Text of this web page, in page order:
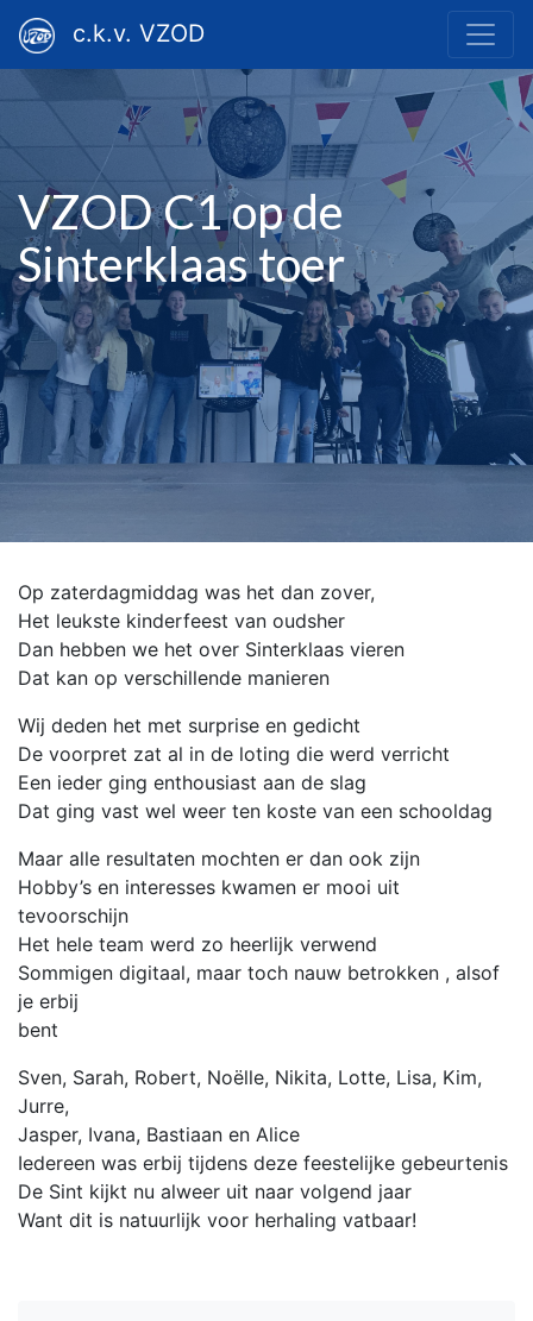
c.k.v. VZOD
VZOD C1 op de
Sinterklaas toer
Op zaterdagmiddag was het dan zover,
Het leukste kinderfeest van oudsher
Dan hebben we het over Sinterklaas vieren
Dat kan op verschillende manieren
Wij deden het met surprise en gedicht
De voorpret zat al in de loting die werd verricht
Een ieder ging enthousiast aan de slag
Dat ging vast wel weer ten koste van een schooldag
Maar alle resultaten mochten er dan ook zijn
Hobby’s en interesses kwamen er mooi uit
tevoorschijn
Het hele team werd zo heerlijk verwend
Sommigen digitaal, maar toch nauw betrokken , alsof
je erbij
bent
Sven, Sarah, Robert, Noëlle, Nikita, Lotte, Lisa, Kim,
Jurre,
Jasper, Ivana, Bastiaan en Alice
Iedereen was erbij tijdens deze feestelijke gebeurtenis
De Sint kijkt nu alweer uit naar volgend jaar
Want dit is natuurlijk voor herhaling vatbaar!